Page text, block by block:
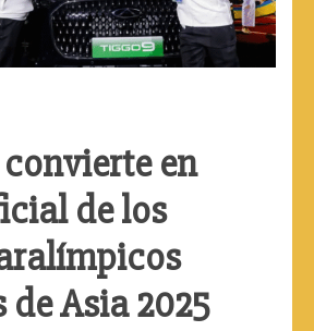
en
de los
de Asia 2025